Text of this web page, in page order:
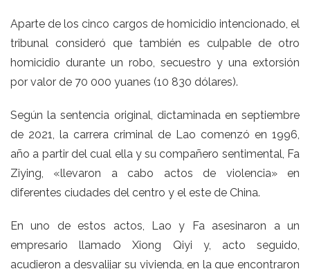
Aparte de los cinco cargos de homicidio intencionado, el
tribunal consideró que también es culpable de otro
homicidio durante un robo, secuestro y una extorsión
por valor de 70 000 yuanes (10 830 dólares).
Según la sentencia original, dictaminada en septiembre
de 2021, la carrera criminal de Lao comenzó en 1996,
año a partir del cual ella y su compañero sentimental, Fa
Ziying, «llevaron a cabo actos de violencia» en
diferentes ciudades del centro y el este de China.
En uno de estos actos, Lao y Fa asesinaron a un
empresario llamado Xiong Qiyi y, acto seguido,
acudieron a desvalijar su vivienda, en la que encontraron